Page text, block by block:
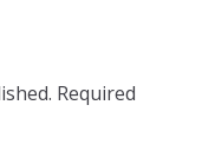
Required